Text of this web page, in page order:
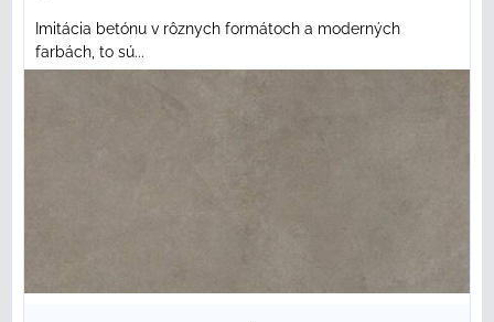
Imitácia betónu v rôznych formátoch a moderných
farbách, to sú...